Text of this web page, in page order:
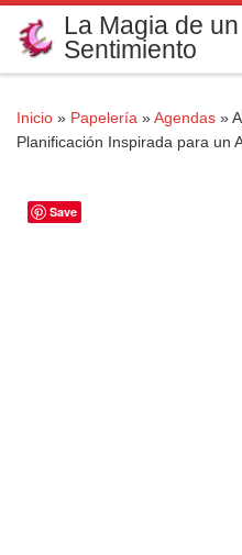
Saltar al contenido
La Magia de un
Sentimiento
Inicio » Papelería »Agendas »
Planificación Inspirada para un
Save